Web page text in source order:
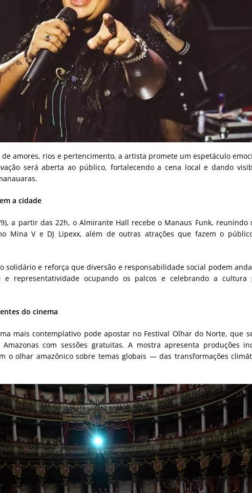
amores, rios e pertencimento, a artista promete um espetáculo
será aberta ao público, fortalecendo a cena local e dando
a cidade
a partir das 22h, o Almirante Hall recebe o Manaus Funk, reunindo
Mina V e DJ Lipexx, além de outras atrações que fazem o
solidário e reforça que diversão e responsabilidade social podem
e representatividade ocupando os palcos e celebrando a cultura
do cinema
mais contemplativo pode apostar no Festival Olhar do Norte, que
com sessões gratuitas. A mostra apresenta produções
o olhar amazônico sobre temas globais — das transformações